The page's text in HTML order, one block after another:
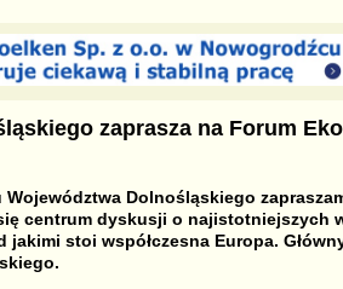
zaprasza na Forum
Województwa Dolnośląskiego
centrum dyskusji o najistotniejszych
stoi współczesna Europa.